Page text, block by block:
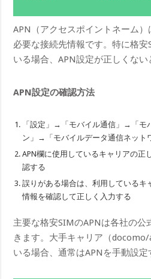
APN（アクセスポイントネーム
必要な接続先情報です。特に格
いる場合、APN設定が正しくない
APN設定の確認方法
「設定」→「モバイル通信」→「モ
ン」→「モバイルデータ通信ネット
APN欄に使用しているキャリアの正
認する
誤りがある場合は、利用しているキ
情報を確認して正しく入力する
主要な格安SIMのAPNは各社の公
きます。大手キャリア（
いる場合、通常はAPNを手動設定